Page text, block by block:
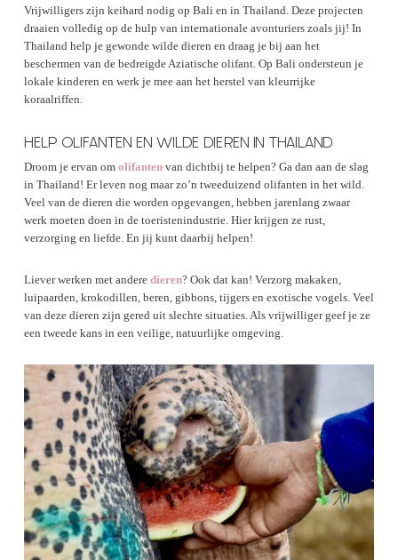
Vrijwilligers zijn keihard nodig op Bali en in Thailand. Deze projecten
draaien volledig op de hulp van internationale avonturiers zoals jij! In
Thailand help je gewonde wilde dieren en draag je bij aan het
beschermen van de bedreigde Aziatische olifant. Op Bali ondersteun je
lokale kinderen en werk je mee aan het herstel van kleurrijke
koraalriffen.
HELP OLIFANTEN EN WILDE DIEREN IN THAILAND
Droom je ervan om olifantenvan dichtbij te helpen? Ga dan aan de slag
in Thailand! Er leven nog maar zo’n tweeduizend olifanten in het wild.
Veel van de dieren die worden opgevangen, hebben jarenlang zwaar
werk moeten doen in de toeristenindustrie. Hier krijgen ze rust,
verzorging en liefde. En jij kunt daarbij helpen!
Liever werken met andere dieren? Ook dat kan! Verzorg makaken,
luipaarden, krokodillen, beren, gibbons, tijgers en exotische vogels. Veel
van deze dieren zijn gered uit slechte situaties. Als vrijwilliger geef je ze
een tweede kans in een veilige, natuurlijke omgeving.